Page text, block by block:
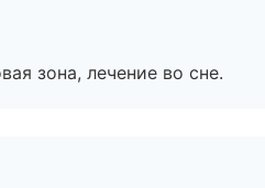
зона, лечение во сне.